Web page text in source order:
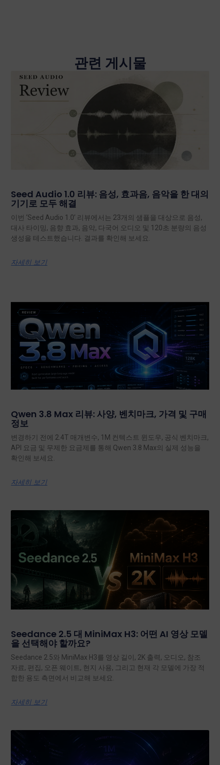
관련 게시물
Seed Audio 1.0 리뷰: 음성, 효과음, 음악을 한 대의
기기로 모두 해결
이번 ‘Seed Audio 1.0’ 리뷰에서는 23개의 샘플을 대상으로 음성,
대사 타이밍, 음향 효과, 음악, 다국어 오디오 및 120초 분량의 음성
생성을 테스트했습니다. 결과를 확인해 보세요.
자세히 보기
Qwen 3.8 Max 리뷰: 사양, 벤치마크, 가격 및 구매
정보
변경하기 전에 2.4T 매개변수, 1M 컨텍스트 윈도우, 공식 벤치마크,
API 요금 및 무제한 요금제를 통해 Qwen 3.8 Max의 실제 성능을
확인해 보세요.
자세히 보기
Seedance 2.5 대 MiniMax H3: 어떤 AI 영상 모델
을 선택해야 할까요?
Seedance 2.5와 MiniMax H3를 영상 길이, 2K 출력, 오디오, 참조
자료, 편집, 오픈 웨이트, 현지 사용, 그리고 현재 각 모델에 가장 적
합한 용도 측면에서 비교해 보세요.
자세히 보기